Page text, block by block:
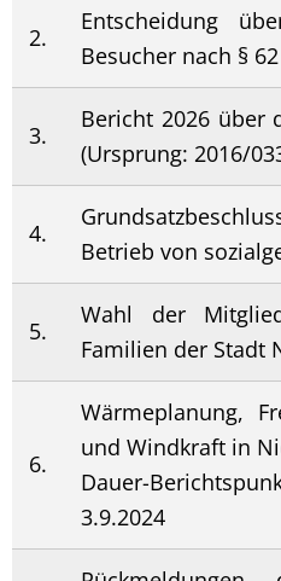
2.
Entscheidung
Besucher nach §
3.
Bericht 2026 über
(Ursprung: 2016/
4.
Betrieb von
5.
Wahl der
Familien der Stadt
6.
Wärmeplanung,
und Windkraft in
Dauer-
3.9.2024